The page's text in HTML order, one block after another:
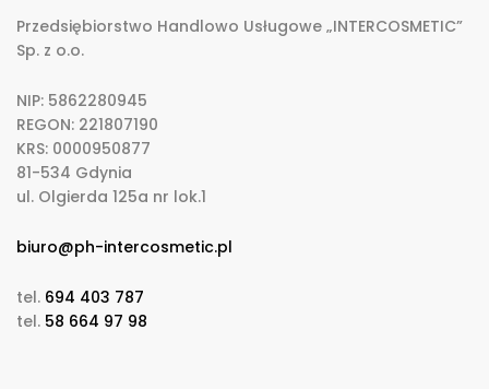
Przedsiębiorstwo Handlowo Usługowe „INTERCOSMETIC”
Sp. z o.o.
NIP: 5862280945
REGON: 221807190
KRS: 0000950877
81-534 Gdynia
ul. Olgierda 125a nr lok.1
biuro@ph-intercosmetic.pl
tel. 694 403 787
tel. 58 664 97 98